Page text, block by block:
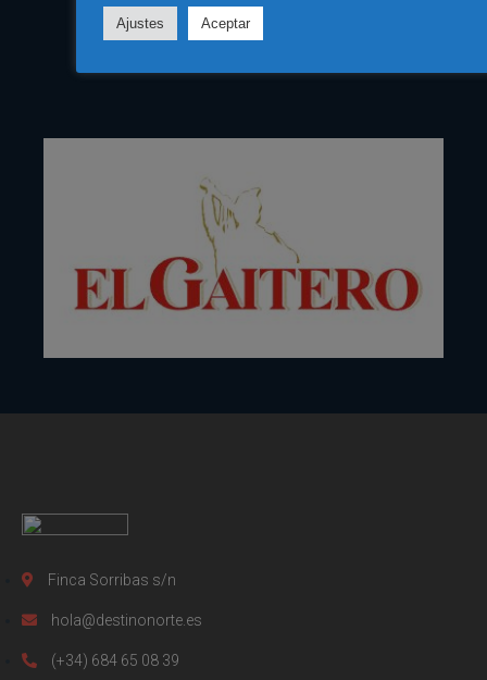
Finca Sorribas s/n
hola@destinonorte.es
(+34) 684 65 08 39
Ajustes Aceptar